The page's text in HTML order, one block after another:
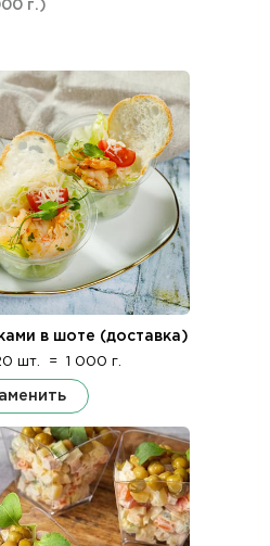
г.)
в шоте (доставка)
шт. = 1 000 г.